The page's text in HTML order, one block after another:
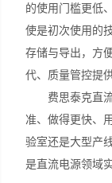
的使用门槛更低
使是初次使用的
存储与导出，方
代、质量管控提
费思泰克直流
准、做得更快、
验室还是大型产
是直流电源领域